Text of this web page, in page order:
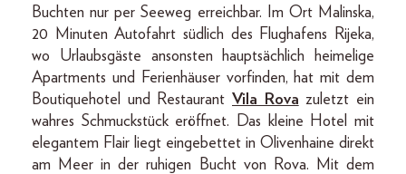
Buchten nur per Seeweg erreichbar. Im Ort Malinska,
20 Minuten Autofahrt südlich des Flughafens Rijeka,
wo Urlaubsgäste ansonsten hauptsächlich heimelige
Apartments und Ferienhäuser vorfinden, hat mit dem
Boutiquehotel und Restaurant Vila Rova zuletzt ein
wahres Schmuckstück eröffnet. Das kleine Hotel mit
elegantem Flair liegt eingebettet in Olivenhaine direkt
am Meer in der ruhigen Bucht von Rova. Mit dem